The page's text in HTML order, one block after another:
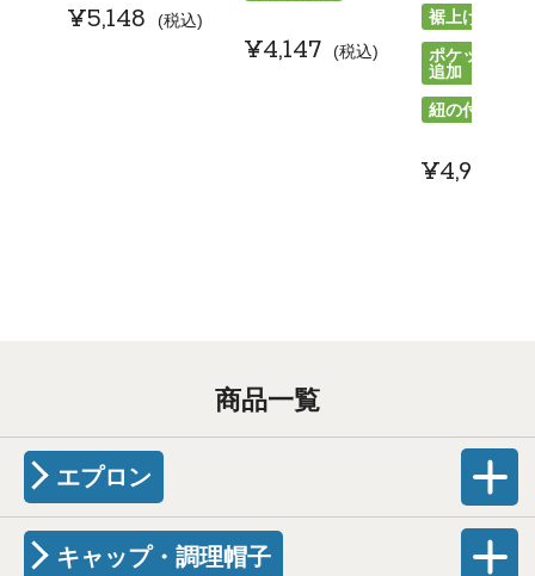
¥5,148 税込
¥4,147 税込
裾上げ
ポケット外し
追加
紐の付替え
¥4,928
商品一覧
エプロン
キャップ・調理帽子